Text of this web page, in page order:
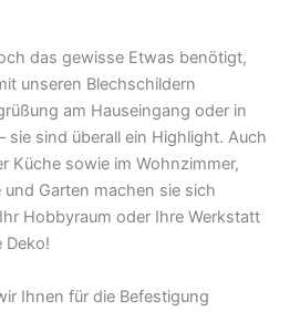
das gewisse Etwas benötigt,
unseren Blechschildern
am Hauseingang oder in
sie sind überall ein Highlight. Auch
Küche sowie im Wohnzimmer,
und Garten machen sie sich
Hobbyraum oder Ihre Werkstatt
Deko!
Ihnen für die Befestigung